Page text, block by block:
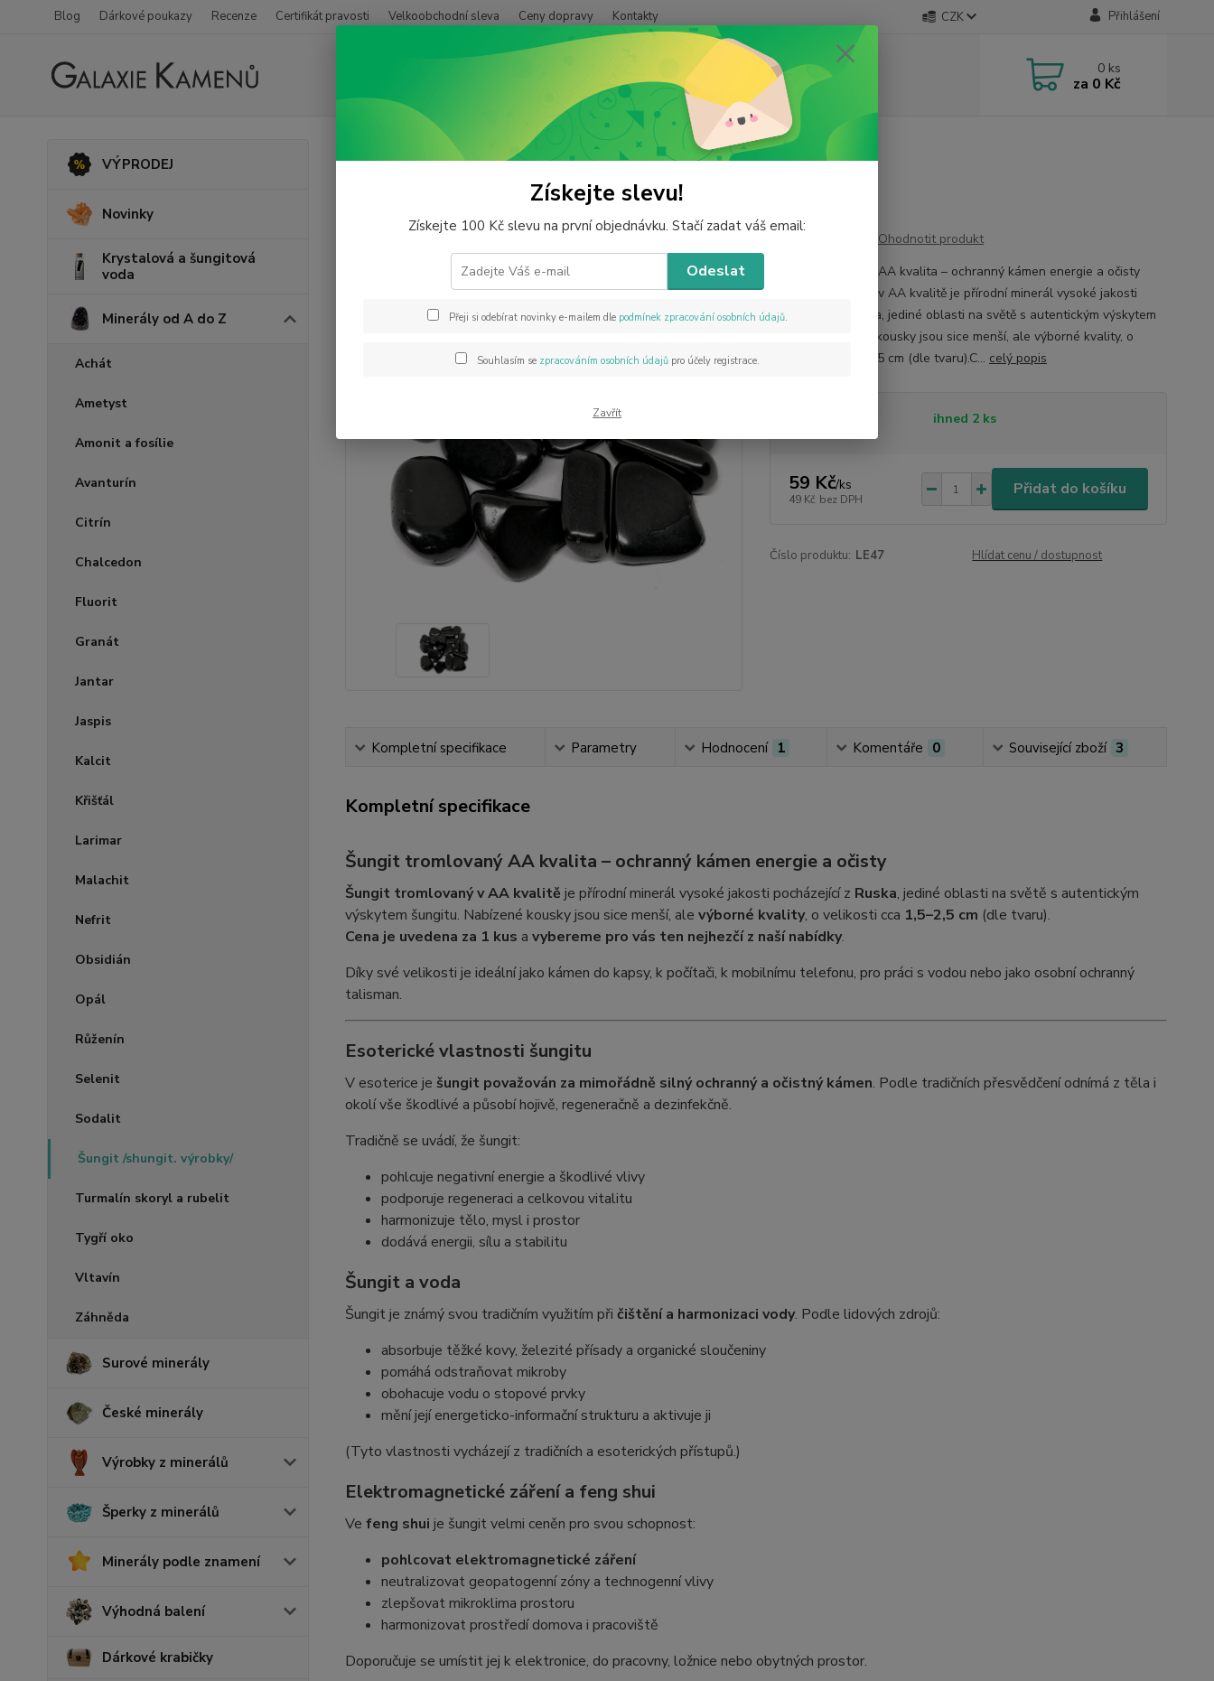
Blog Dárkové poukazy Recenze Certifikát pravosti Velkoobchodní sleva Ceny dopravy Kontakty CZK Přihlášení
0 ks
za 0 Kč
VÝPRODEJ
Novinky
Krystalová a šungitová
voda
Minerály od A do Z
Achát
Ametyst
Amonit a fosílie
Avanturín
Citrín
Chalcedon
Fluorit
Granát
Jantar
Jaspis
Kalcit
Křišťál
Larimar
Malachit
Nefrit
Obsidián
Opál
Růženín
Selenit
Sodalit
Šungit /shungit. výrobky/
Turmalín skoryl a rubelit
Tygří oko
Vltavín
Záhněda
Surové minerály
České minerály
Výrobky z minerálů
Šperky z minerálů
Minerály podle znamení
Výhodná balení
Dárkové krabičky
Minerály od A do Z Šungit /shungit. výrobky/ Šungit tromlovaný v AA kvalitě
Šungit tromlovaný v AA kvalitě
Ohodnotit produkt
Šungit tromlovaný AA kvalita – ochranný kámen energie a očisty
Šungit tromlovaný v AA kvalitě je přírodní minerál vysoké jakosti
pocházející z Ruska, jediné oblasti na světě s autentickým výskytem
šungitu. Nabízené kousky jsou sice menší, ale výborné kvality, o
velikosti cca 1,5–2,5 cm (dle tvaru).C... celý popis
ihned 2 ks
59 Kč/ks
49 Kč bez DPH
Přidat do košíku
Číslo produktu: LE47 Hlídat cenu / dostupnost
Kompletní specifikace Parametry Hodnocení 1 Komentáře 0 Související zboží 3
Kompletní specifikace
Šungit tromlovaný AA kvalita – ochranný kámen energie a očisty
Šungit tromlovaný v AA kvalitě je přírodní minerál vysoké jakosti pocházející z Ruska, jediné oblasti na světě s autentickým
výskytem šungitu. Nabízené kousky jsou sice menší, ale výborné kvality, o velikosti cca 1,5–2,5 cm (dle tvaru).
Cena je uvedena za 1 kus a vybereme pro vás ten nejhezčí z naší nabídky.
Díky své velikosti je ideální jako kámen do kapsy, k počítači, k mobilnímu telefonu, pro práci s vodou nebo jako osobní ochranný
talisman.
Esoterické vlastnosti šungitu
V esoterice je šungit považován za mimořádně silný ochranný a očistný kámen. Podle tradičních přesvědčení odnímá z těla i
okolí vše škodlivé a působí hojivě, regeneračně a dezinfekčně.
Tradičně se uvádí, že šungit:
pohlcuje negativní energie a škodlivé vlivy
podporuje regeneraci a celkovou vitalitu
harmonizuje tělo, mysl i prostor
dodává energii, sílu a stabilitu
Šungit a voda
Šungit je známý svou tradičním využitím při čištění a harmonizaci vody. Podle lidových zdrojů:
absorbuje těžké kovy, železité přísady a organické sloučeniny
pomáhá odstraňovat mikroby
obohacuje vodu o stopové prvky
mění její energeticko-informační strukturu a aktivuje ji
(Tyto vlastnosti vycházejí z tradičních a esoterických přístupů.)
Elektromagnetické záření a feng shui
Ve feng shui je šungit velmi ceněn pro svou schopnost:
pohlcovat elektromagnetické záření
neutralizovat geopatogenní zóny a technogenní vlivy
zlepšovat mikroklima prostoru
harmonizovat prostředí domova i pracoviště
Doporučuje se umístit jej k elektronice, do pracovny, ložnice nebo obytných prostor.
Získejte slevu!
Získejte 100 Kč slevu na první objednávku. Stačí zadat váš email:
Odeslat
Přeji si odebírat novinky e-mailem dle podmínek zpracování osobních údajů.
Souhlasím se zpracováním osobních údajůpro účely registrace.
Zavřít